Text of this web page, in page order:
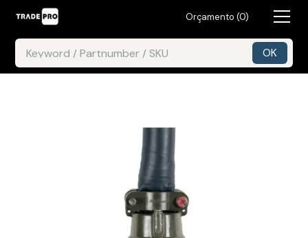
Orçamento (0)